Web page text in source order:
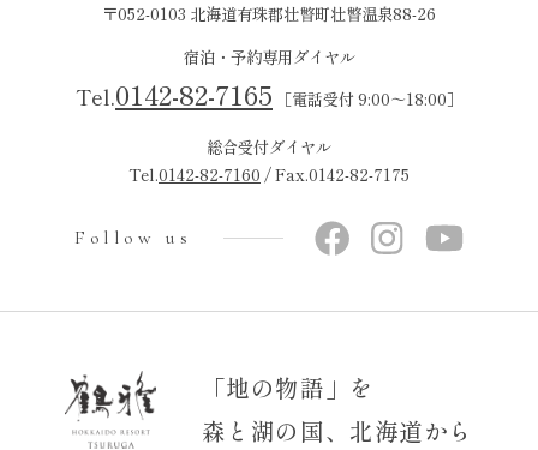
〒052-0103 北海道有珠郡壮瞥町壮瞥温泉88-26
宿泊・予約専用ダイヤル
Tel.0142-82-7165 ［電話受付 9:00～18:00］
総合受付ダイヤル
Tel.0142-82-7160 / Fax.0142-82-7175
Follow us
「地の物語」を
森と湖の国、北海道から